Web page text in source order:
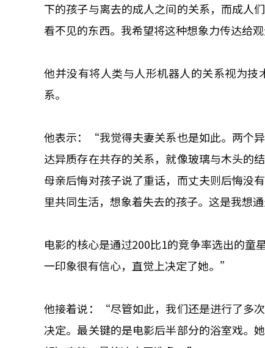
下的孩子与离去的成人之间的关系，而成人
看不见的东西。我希望将这种想象力传达给
他并没有将人类与人形机器人的关系视为
系。
他表示：“我觉得夫妻关系也是如此。两个
达异质存在共存的关系，就像玻璃与木头的
母亲后悔对孩子说了重话，而丈夫则后悔没
里共同生活，想象着失去的孩子。这是我想
电影的核心是通过200比1的竞争率选出的
一印象很有信心，直觉上决定了她。”
他接着说：“尽管如此，我们还是进行了多
决定。最关键的是电影后半部分的浴室戏。